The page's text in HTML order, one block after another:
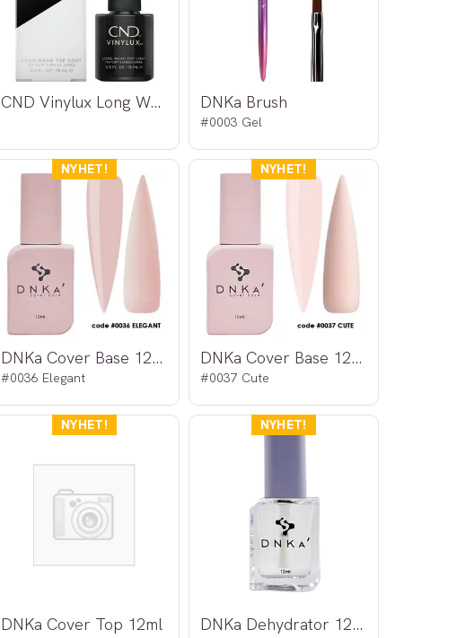
CND Vinylux Long Wear Top Coat 15ml DNKa Brush
#0003 Gel
DNKa Cover Base 12ml
#0036 Elegant
DNKa Cover Base 12ml
#0037 Cute
DNKa Cover Top 12ml DNKa Dehydrator 12ml